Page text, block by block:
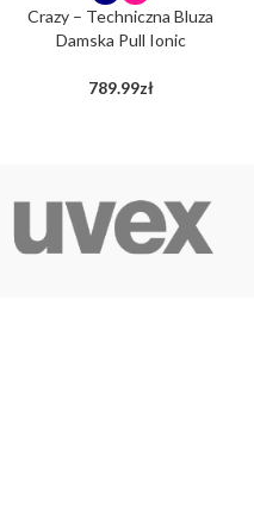
Crazy – Techniczna Bluza
Damska Pull Ionic
789.99zł